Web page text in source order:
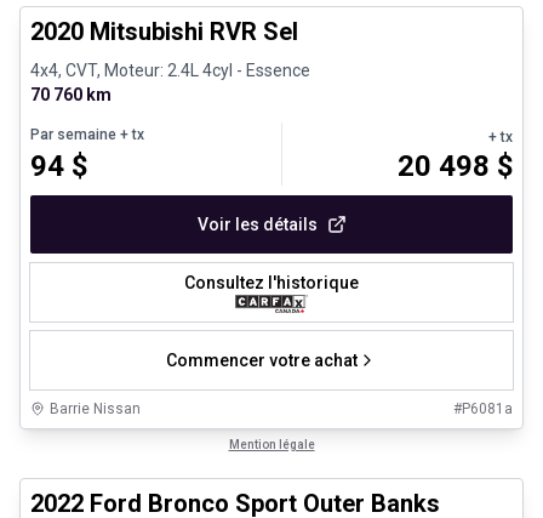
2020 Mitsubishi RVR Sel
4x4, CVT, Moteur: 2.4L 4cyl - Essence
70 760 km
Par semaine + tx
94 $
+ tx
20 498 $
Voir les détails
Consultez l'historique
Commencer votre achat
Barrie Nissan #P6081a
Mention légale
2022 Ford Bronco Sport Outer Banks